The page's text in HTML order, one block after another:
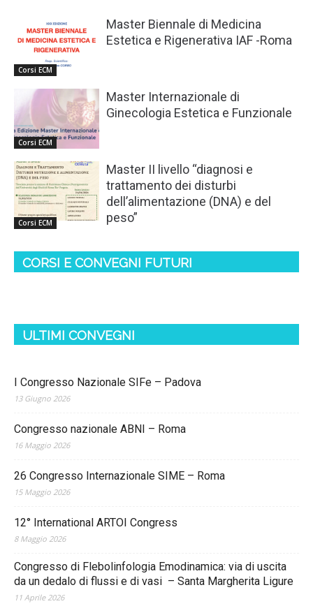
Corsi ECM
Master Biennale di Medicina
Estetica e Rigenerativa IAF -Roma
Corsi ECM
Master Internazionale di
Ginecologia Estetica e Funzionale
Corsi ECM
Master II livello “diagnosi e
trattamento dei disturbi
dell’alimentazione (DNA) e del
peso”
CORSI E CONVEGNI FUTURI
ULTIMI CONVEGNI
I Congresso Nazionale SIFe – Padova
13 Giugno 2026
Congresso nazionale ABNI – Roma
16 Maggio 2026
26 Congresso Internazionale SIME – Roma
15 Maggio 2026
12° International ARTOI Congress
8 Maggio 2026
Congresso di Flebolinfologia Emodinamica: via di uscita
da un dedalo di flussi e di vasi – Santa Margherita Ligure
11 Aprile 2026